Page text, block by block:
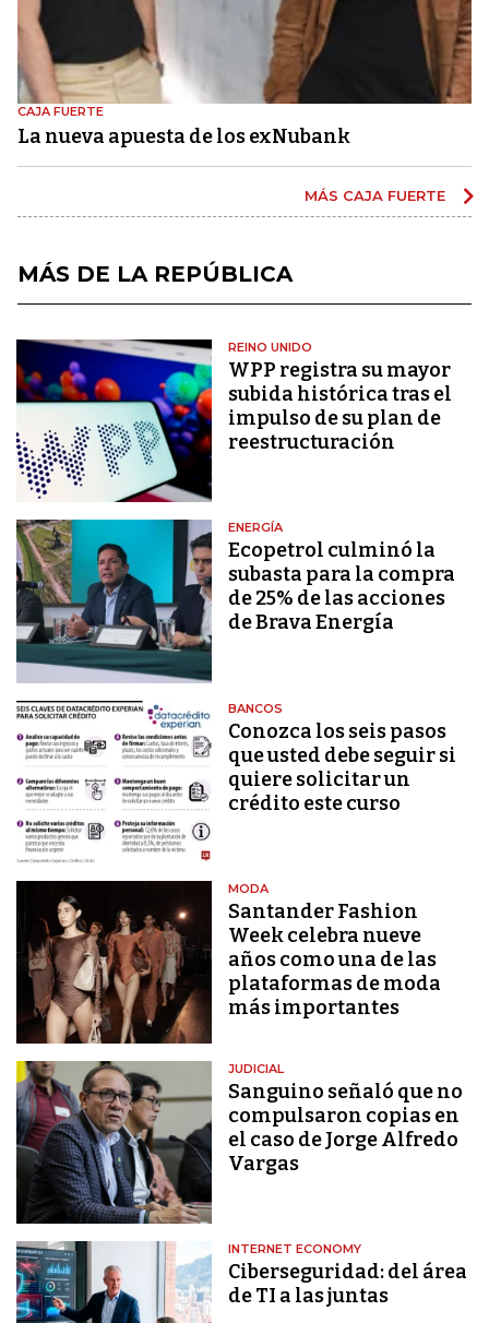
CAJA FUERTE
La nueva apuesta de los exNubank
MÁS CAJA FUERTE
MÁS DE LA REPÚBLICA
REINO UNIDO
WPP registra su mayor
subida histórica tras el
impulso de su plan de
reestructuración
ENERGÍA
Ecopetrol culminó la
subasta para la compra
de 25% de las acciones
de Brava Energía
BANCOS
Conozca los seis pasos
que usted debe seguir si
quiere solicitar un
crédito este curso
MODA
Santander Fashion
Week celebra nueve
años como una de las
plataformas de moda
más importantes
JUDICIAL
Sanguino señaló que no
compulsaron copias en
el caso de Jorge Alfredo
Vargas
INTERNET ECONOMY
Ciberseguridad: del área
de TI a las juntas